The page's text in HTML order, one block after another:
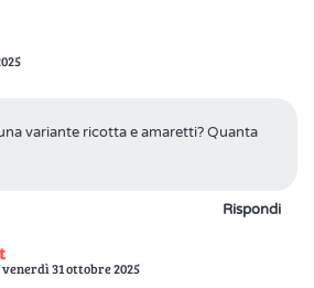
variante ricotta e amaretti? Quanta
Rispondi
31 ottobre 2025